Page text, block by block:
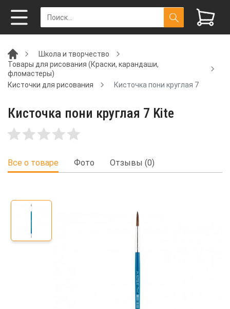
Школа и творчество
Товары для рисования (Краски, карандаши,
фломастеры)
Кисточки для рисования
Кисточка пони круглая 7
Кисточка пони круглая 7 Kite
Все о товаре Фото Отзывы (0)